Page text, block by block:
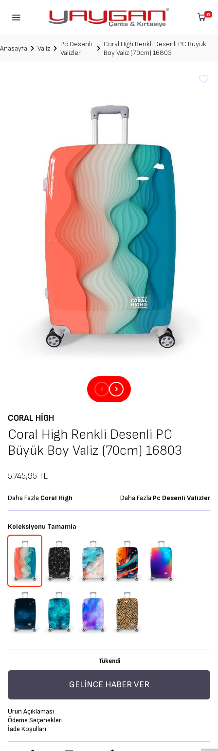
0
Anasayfa Valiz
Pc Desenli
Valizler
Coral High Renkli Desenli PC Büyük
Boy Valiz (70cm) 16803
CORAL HIGH
Coral High Renkli Desenli PC
Büyük Boy Valiz (70cm) 16803
5.745,95 TL
Daha Fazla Coral High Daha Fazla Pc Desenli Valizler
Koleksiyonu Tamamla
Tükendi
GELINCE HABER VER
Ürün Açıklaması
Ödeme Seçenekleri
İade Koşulları